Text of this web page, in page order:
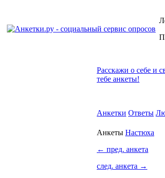
Расскажи о себе и
тебе анкеты!
Анкетки Ответы
Анкеты Настюха
← пред. анкета
след. анкета →